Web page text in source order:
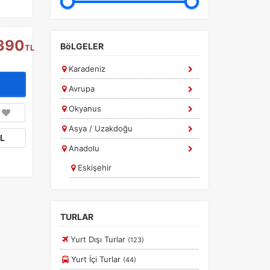
TL BöLGELER
Karadeniz
Avrupa
Okyanus
Asya / Uzakdoğu
Anadolu
Eskişehir
Afrika
Ege
TURLAR
Yurt Dışı Turlar (123)
Yurt İçi Turlar (44)